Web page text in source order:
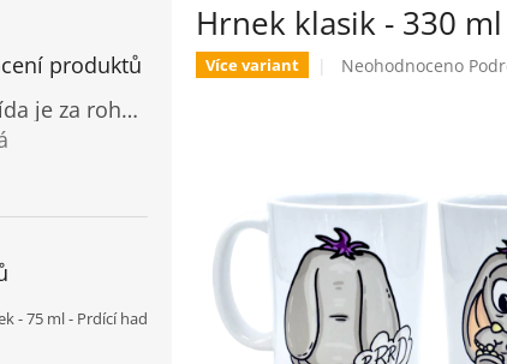
produktů
Placka - Další třída je za rohem
5 z 5 hvězdiček.
- 75 ml - Prdící had
Hrnek klasik - 330
Více variant
Průměrné
5
hvězdiček.
Neohodnoceno